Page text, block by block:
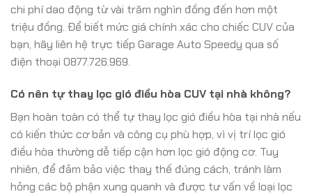
chi phí dao động từ vài trăm nghìn đồng đến hơn một
triệu đồng. Để biết mức giá chính xác cho chiếc CUV của
bạn, hãy liên hệ trực tiếp Garage Auto Speedy qua số
điện thoại 0877.726.969.
Có nên tự thay lọc gió điều hòa CUV tại nhà không?
Bạn hoàn toàn có thể tự thay lọc gió điều hòa tại nhà nếu
có kiến thức cơ bản và công cụ phù hợp, vì vị trí lọc gió
điều hòa thường dễ tiếp cận hơn lọc gió động cơ. Tuy
nhiên, để đảm bảo việc thay thế đúng cách, tránh làm
hỏng các bộ phận xung quanh và được tư vấn về loại lọc